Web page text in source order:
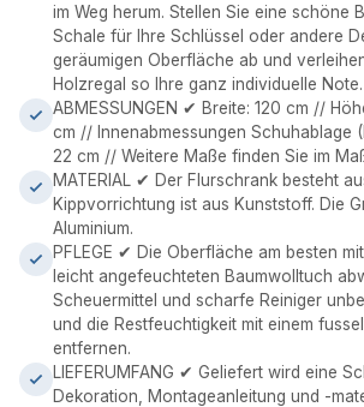
im Weg herum. Stellen Sie eine schöne
Schale für Ihre Schlüssel oder andere
geräumigen Oberfläche ab und
Holzregal so Ihre ganz individuelle Note.
ABMESSUNGEN ✔ Breite: 120 cm //
cm // Innenabmessungen Schuhablage
22 cm // Weitere Maße finden Sie im
MATERIAL ✔ Der Flurschrank besteht
Kippvorrichtung ist aus Kunststoff. Die
Aluminium.
PFLEGE ✔ Die Oberfläche am besten
leicht angefeuchteten Baumwolltuch
Scheuermittel und scharfe Reiniger
und die Restfeuchtigkeit mit einem
entfernen.
LIEFERUMFANG ✔ Geliefert wird eine
Dekoration, Montageanleitung und -